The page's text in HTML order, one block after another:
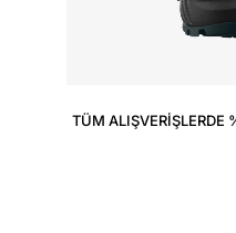
TÜM ALIŞVERIŞLERDE